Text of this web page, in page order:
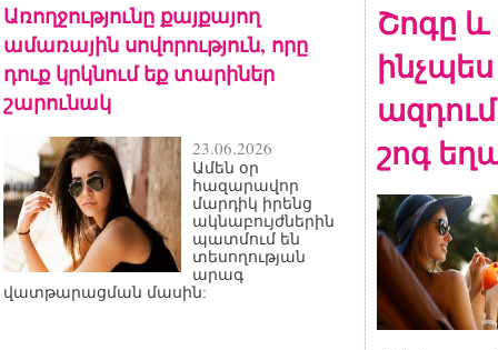
Առողջությունը քայքայող
ամառային սովորություն, որը
դուք կրկնում եք տարիներ
շարունակ
23.06.2026
Ամեն օր
հազարավոր
մարդիկ իրենց
ակնաբույժներին
պատմում են
տեսողության
արագ
վատթարացման մասին:
Շոգը և
ինչպես
շոգ